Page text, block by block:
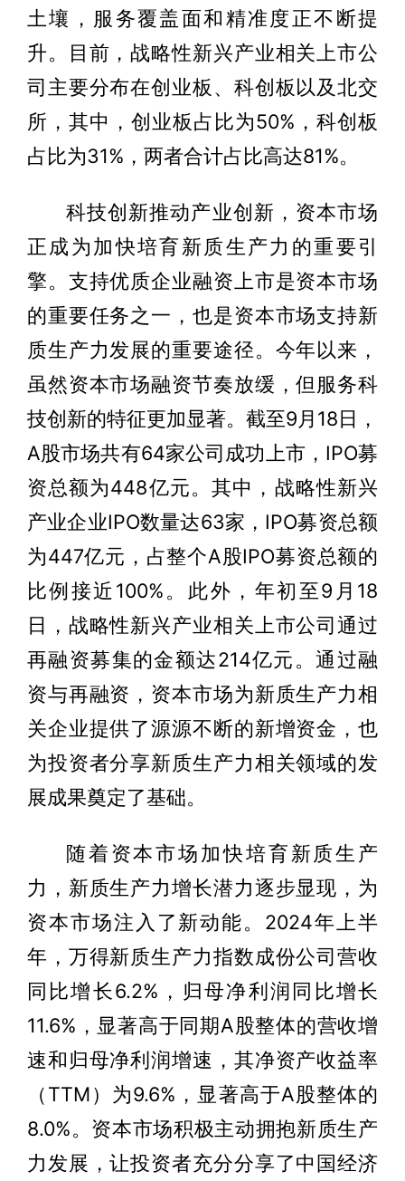
土壤，服务覆盖面和精准度正不断提
升。目前，战略性新兴产业相关上市公
司主要分布在创业板、科创板以及北交
所，其中，创业板占比为50%，科创板
占比为31%，两者合计占比高达81%。
科技创新推动产业创新，资本市场
正成为加快培育新质生产力的重要引
擎。支持优质企业融资上市是资本市场
的重要任务之一，也是资本市场支持新
质生产力发展的重要途径。今年以来，
虽然资本市场融资节奏放缓，但服务科
技创新的特征更加显著。截至9月18日，
A股市场共有64家公司成功上市，IPO募
资总额为448亿元。其中，战略性新兴
产业企业IPO数量达63家，IPO募资总额
为447亿元，占整个A股IPO募资总额的
比例接近100%。此外，年初至9月18
日，战略性新兴产业相关上市公司通过
再融资募集的金额达214亿元。通过融
资与再融资，资本市场为新质生产力相
关企业提供了源源不断的新增资金，也
为投资者分享新质生产力相关领域的发
展成果奠定了基础。
随着资本市场加快培育新质生产
力，新质生产力增长潜力逐步显现，为
资本市场注入了新动能。2024年上半
年，万得新质生产力指数成份公司营收
同比增长6.2%，归母净利润同比增长
11.6%，显著高于同期A股整体的营收增
速和归母净利润增速，其净资产收益率
（TTM）为9.6%，显著高于A股整体的
8.0%。资本市场积极主动拥抱新质生产
力发展，让投资者充分分享了中国经济